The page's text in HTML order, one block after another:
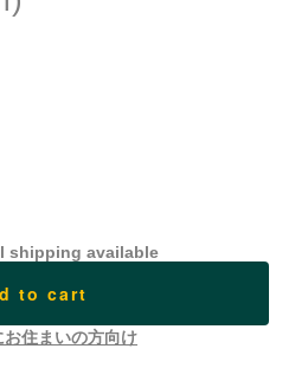
shipping available
to cart
お住まいの方向け